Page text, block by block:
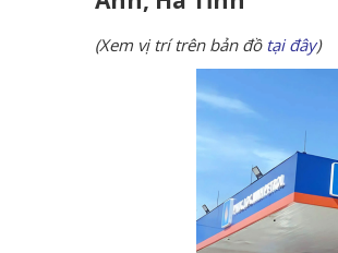
(Xem vị trí trên bản đồ tại đây)